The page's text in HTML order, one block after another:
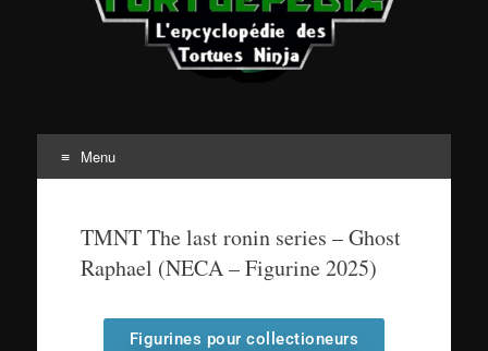
Menu
TMNT The last ronin series – Ghost
Raphael (NECA – Figurine 2025)
Figurines pour collectioneurs